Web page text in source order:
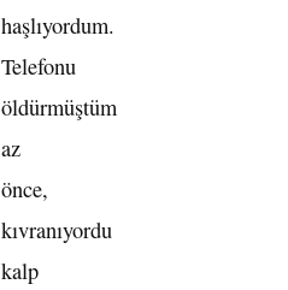
haşlıyordum.
Telefonu
öldürmüştüm
az
önce,
kıvranıyordu
kalp